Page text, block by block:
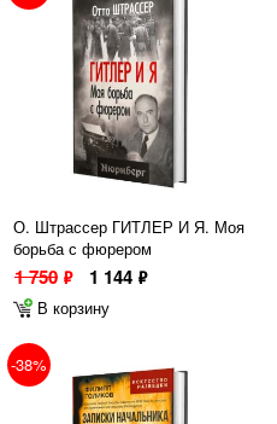
О. Штрассер ГИТЛЕР И Я. Моя
борьба с фюрером
1 750 ф 1 144 ф
В корзину
-38%